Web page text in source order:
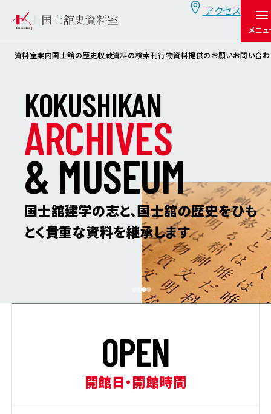
アクセス
メニュ
資料室案内国士舘の歴史収蔵資料の検索刊行物資料提供のお願いお問い合
KOKUSHIKAN
ARCHIVES
& MUSEUM
国士舘建学の志と、国士舘の歴史をひも
とく貴重な資料を継承します
OPEN
開館日・開館時間